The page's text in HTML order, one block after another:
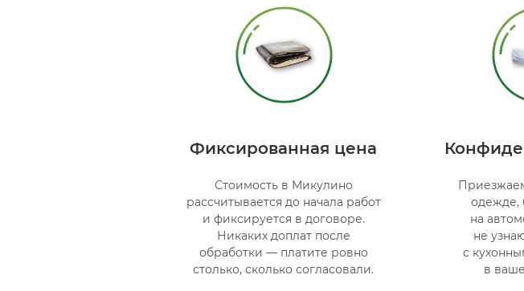
Фиксированная цена
Стоимость в Микулино
рассчитывается до начала работ
и фиксируется в договоре.
Никаких доплат после
обработки — платите ровно
столько, сколько согласовали.
одежде,
на
не
с
в